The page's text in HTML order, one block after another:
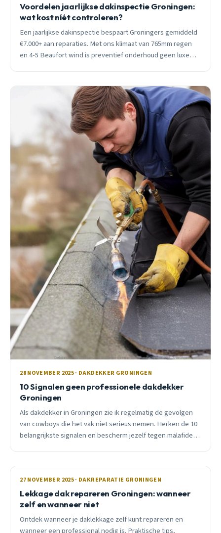
Voordelen jaarlijkse dakinspectie Groningen:
wat kost níét controleren?
Een jaarlijkse dakinspectie bespaart Groningers gemiddeld
€7.000+ aan reparaties. Met ons klimaat van 765mm regen
en 4-5 Beaufort wind is preventief onderhoud geen luxe
28 NOVEMBER 2025 · DAKDEKKER GRONINGEN
10 Signalen geen professionele dakdekker
Groningen
Als dakdekker in Groningen zie ik regelmatig de gevolgen
van cowboys die het vak niet serieus nemen. Herken de 10
belangrijkste signalen en bescherm jezelf tegen malafide
27 NOVEMBER 2025 · DAKREPARATIE GRONINGEN
Lekkage dak repareren Groningen: wanneer
zelf en wanneer niet
Ontdek wanneer je daklekkage zelf kunt repareren en
wanneer een professional nodig is. Praktische tips,